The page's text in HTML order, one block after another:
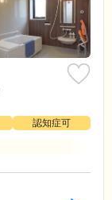
認知症可